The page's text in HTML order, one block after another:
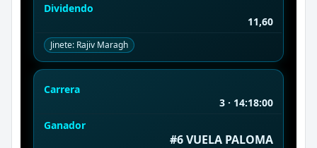
Dividendo
11,60
Jinete: Rajiv Maragh
Carrera
3 · 14:18:00
Ganador
#6 VUELA PALOMA